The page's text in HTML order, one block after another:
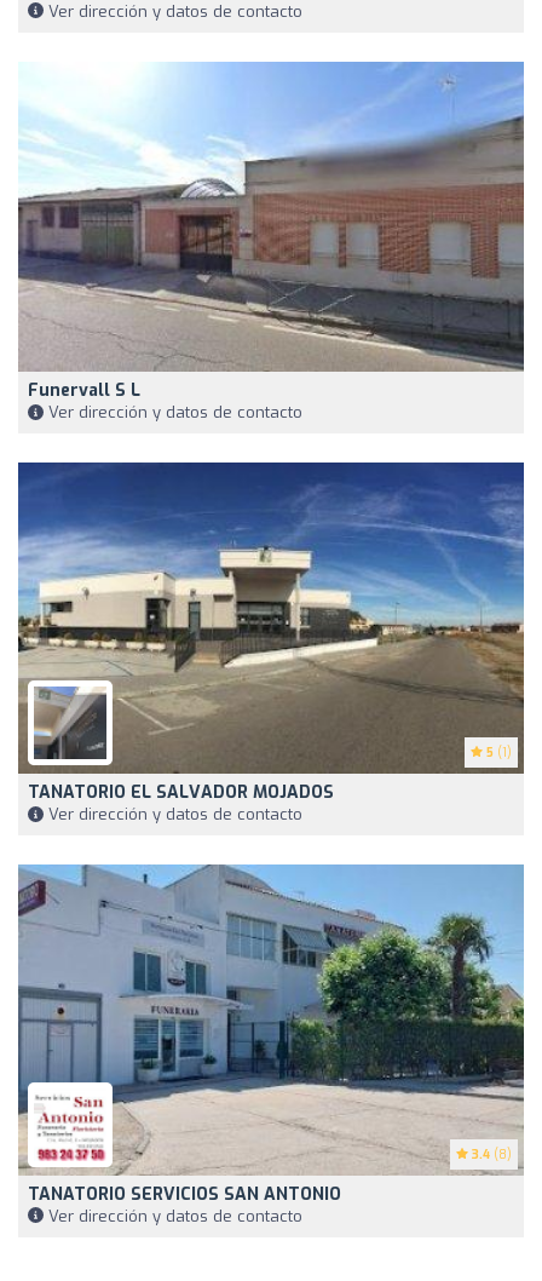
Ver dirección y datos de contacto
Funervall S L
Ver dirección y datos de contacto
5 (1)
TANATORIO EL SALVADOR MOJADOS
Ver dirección y datos de contacto
3.4 (8)
TANATORIO SERVICIOS SAN ANTONIO
Ver dirección y datos de contacto